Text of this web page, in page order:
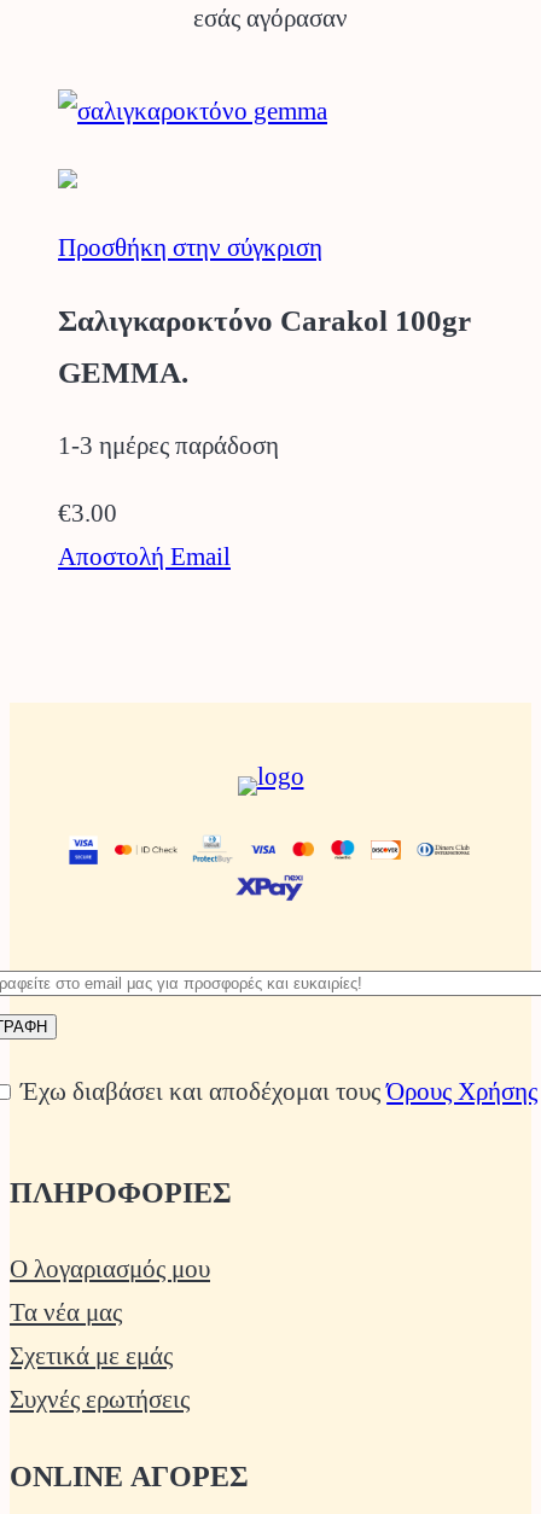
εσάς αγόρασαν
Προσθήκη στην σύγκριση
Σαλιγκαροκτόνο Carakol 100gr
GEMMA.
1-3 ημέρες παράδοση
€3.00
Αποστολή Email
Έχω διαβάσει και αποδέχομαι τουςΌρους Χρήσης
ΠΛΗΡΟΦΟΡΙΕΣ
Ο λογαριασμός μου
Τα νέα μας
Σχετικά με εμάς
Συχνές ερωτήσεις
ONLINE ΑΓΟΡΕΣ